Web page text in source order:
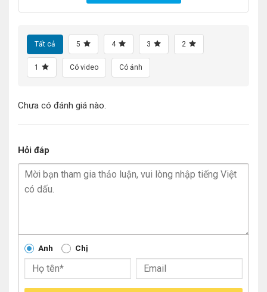
Tất cả 5 4 3 2
1 Có video Có ảnh
Chưa có đánh giá nào.
Hỏi đáp
Anh Chị